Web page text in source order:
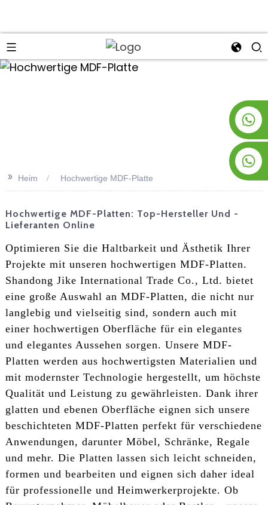
>>
Heim Hochwertige MDF-Platte
Hochwertige MDF-Platten: Top-Hersteller Und -
Lieferanten Online
Optimieren Sie die Haltbarkeit und Ästhetik Ihrer
Projekte mit unseren hochwertigen MDF-Platten.
Shandong Jike International Trade Co., Ltd. bietet
eine große Auswahl an MDF-Platten, die nicht nur
langlebig und vielseitig sind, sondern auch mit
einer hochwertigen Oberfläche für ein elegantes
und elegantes Aussehen sorgen. Unsere MDF-
Platten werden aus hochwertigsten Materialien und
mit modernster Technologie hergestellt, um höchste
Qualität und Leistung zu gewährleisten. Dank ihrer
glatten und ebenen Oberfläche eignen sich unsere
beschichteten MDF-Platten perfekt für verschiedene
Anwendungen, darunter Möbel, Schränke, Regale
und mehr. Die Platten lassen sich leicht schneiden,
formen und bearbeiten und eignen sich daher ideal
für professionelle und Heimwerkerprojekte. Ob